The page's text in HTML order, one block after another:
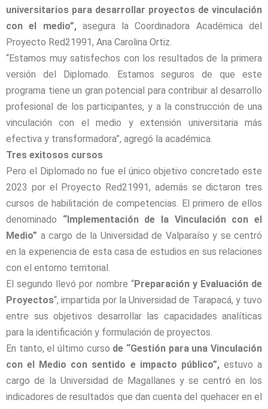
universitarios para desarrollar proyectos de vinculación
con el medio”,asegura la Coordinadora Académica del
Proyecto Red21991, Ana Carolina Ortiz.
“Estamos muy satisfechos con los resultados de la primera
versión del Diplomado. Estamos seguros de que este
programa tiene un gran potencial para contribuir al desarrollo
profesional de los participantes, y a la construcción de una
vinculación con el medio y extensión universitaria más
efectiva y transformadora”, agregó la académica.
Tres exitosos cursos
Pero el Diplomado no fue el único objetivo concretado este
2023 por el Proyecto Red21991, además se dictaron tres
cursos de habilitación de competencias. El primero de ellos
denominado “Implementación de la Vinculación con el
Medio” a cargo de la Universidad de Valparaíso y se centró
en la experiencia de esta casa de estudios en sus relaciones
con el entorno territorial.
El segundo llevó por nombre “Preparación y Evaluación de
Proyectos“, impartida por la Universidad de Tarapacá, y tuvo
entre sus objetivos desarrollar las capacidades analíticas
para la identificación y formulación de proyectos.
En tanto, el último curso de “Gestión para una Vinculación
con el Medio con sentido e impacto público”, estuvo a
cargo de la Universidad de Magallanes y se centró en los
indicadores de resultados que dan cuenta del quehacer en el